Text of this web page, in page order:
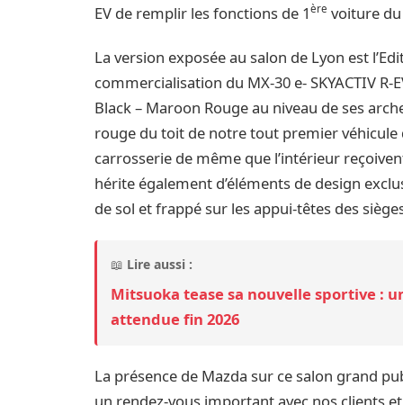
EV de remplir les fonctions de 1ère voiture
La version exposée au salon de Lyon est
commercialisation du MX-30 e- SKYACTIV
Black – Maroon Rouge au niveau de ses
rouge du toit de notre tout premier véhicule
carrosserie de même que l’intérieur
hérite également d’éléments de design
de sol et frappé sur les appui-têtes des
📖 Lire aussi :
Mitsuoka tease sa nouvelle sportive :
attendue fin 2026
La présence de Mazda sur ce salon grand